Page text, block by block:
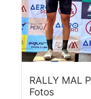
RALLY MAL
Fotos